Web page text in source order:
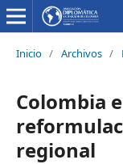
Inicio / Archivos /
Colombia
regional